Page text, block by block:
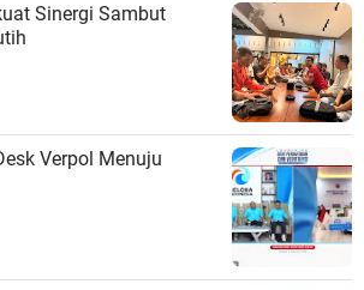
Sinergi Sambut
Verpol Menuju